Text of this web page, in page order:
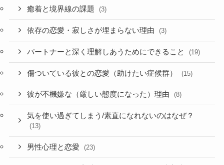
癒着と境界線の課題 (3)
依存の恋愛・寂しさが埋まらない理由 (3)
パートナーと深く理解しあうためにできること (19)
傷ついている彼との恋愛（助けたい症候群） (15)
彼が不機嫌な（厳しい態度になった）理由 (8)
気を使い過ぎてしまう/素直になれないのはなぜ？
(13)
男性心理と恋愛 (23)